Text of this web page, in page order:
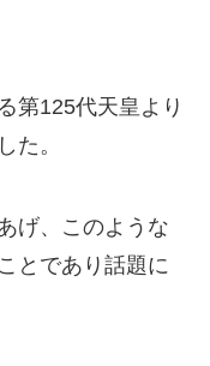
第125代天皇より
た。
げ、このような
とであり話題に